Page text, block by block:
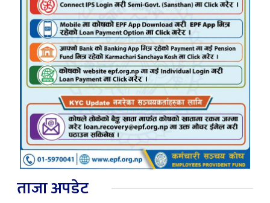
ताजा अपडेट